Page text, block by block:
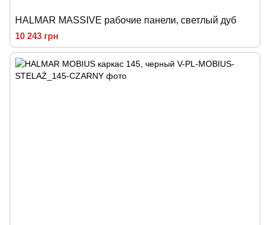
HALMAR MASSIVE рабочие панели, светлый дуб
10 243 грн